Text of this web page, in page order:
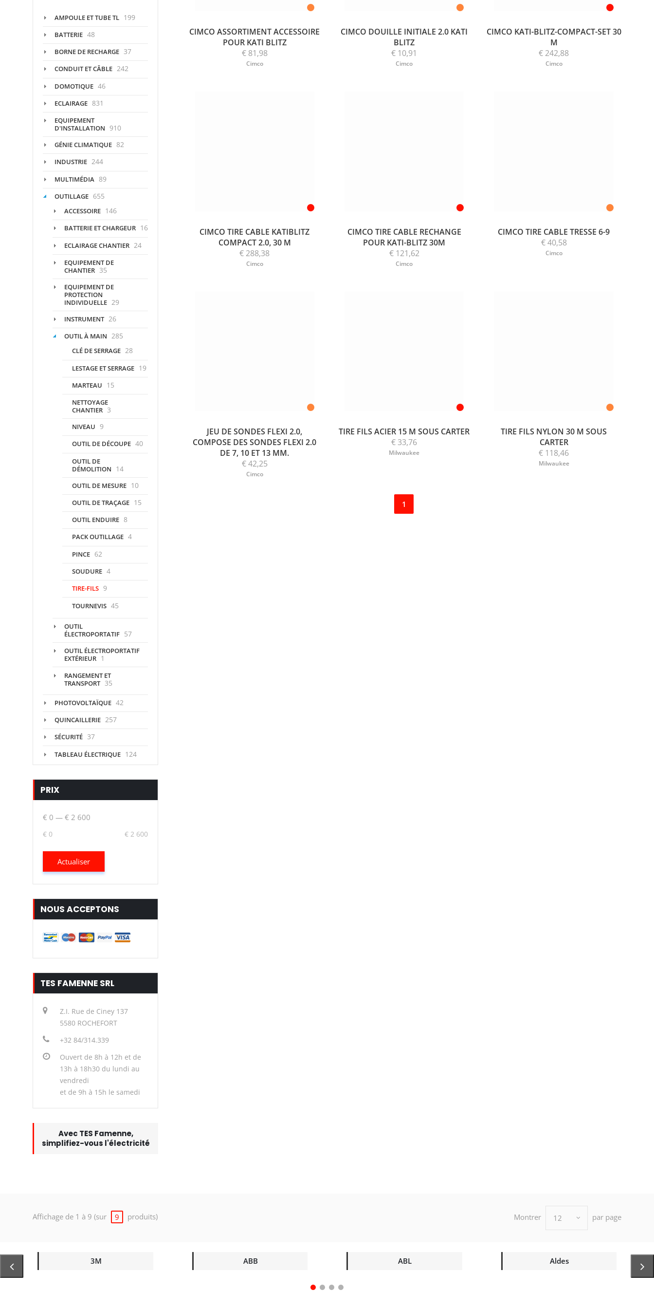
CIMCO ASSORTIMENT ACCESSOIRE
POUR KATI BLITZ
€ 81,98
Cimco
CIMCO DOUILLE INITIALE 2.0 KATI
BLITZ
€ 10,91
Cimco
CIMCO KATI-BLITZ-COMPACT-SET 30
M
€ 242,88
Cimco
CIMCO TIRE CABLE KATIBLITZ
COMPACT 2.0, 30 M
€ 288,38
Cimco
CIMCO TIRE CABLE RECHANGE
POUR KATI-BLITZ 30M
€ 121,62
Cimco
CIMCO TIRE CABLE TRESSE 6-9
€ 40,58
Cimco
JEU DE SONDES FLEXI 2.0,
COMPOSE DES SONDES FLEXI 2.0
DE 7, 10 ET 13 MM.
€ 42,25
Cimco
TIRE FILS ACIER 15 M SOUS CARTER
€ 33,76
Milwaukee
TIRE FILS NYLON 30 M SOUS
CARTER
€ 118,46
Milwaukee
1
AMPOULE ET TUBE TL 199
BATTERIE 48
BORNE DE RECHARGE 37
CONDUIT ET CÂBLE 242
DOMOTIQUE 46
ECLAIRAGE 831
EQUIPEMENT
D'INSTALLATION 910
GÉNIE CLIMATIQUE 82
INDUSTRIE 244
MULTIMÉDIA 89
OUTILLAGE 655
ACCESSOIRE 146
BATTERIE ET CHARGEUR 16
ECLAIRAGE CHANTIER 24
EQUIPEMENT DE
CHANTIER 35
EQUIPEMENT DE
PROTECTION
INDIVIDUELLE 29
INSTRUMENT 26
OUTIL À MAIN 285
CLÉ DE SERRAGE 28
LESTAGE ET SERRAGE 19
MARTEAU 15
NETTOYAGE
CHANTIER 3
NIVEAU 9
OUTIL DE DÉCOUPE 40
OUTIL DE
DÉMOLITION
14
OUTIL DE MESURE 10
OUTIL DE TRAÇAGE 15
OUTIL ENDUIRE 8
PACK OUTILLAGE 4
PINCE 62
SOUDURE 4
TIRE-FILS 9
TOURNEVIS 45
OUTIL
ÉLECTROPORTATIF 57
OUTIL ÉLECTROPORTATIF
EXTÉRIEUR 1
RANGEMENT ET
TRANSPORT 35
PHOTOVOLTAÏQUE 42
QUINCAILLERIE 257
SÉCURITÉ 37
TABLEAU ÉLECTRIQUE 124
PRIX
€ 0 — € 2 600
€ 0 € 2 600
Actualiser
NOUS ACCEPTONS
TES FAMENNE SRL
Z.I. Rue de Ciney 137
5580 ROCHEFORT
+32 84/314.339
Ouvert de 8h à 12h et de
13h à 18h30 du lundi au
vendredi
et de 9h à 15h le samedi
Avec TES Famenne,
simplifiez-vous l'électricité
Affichage de 1 à 9 (sur 9 produits) Montrer 12 par page
3M ABB ABL Aldes